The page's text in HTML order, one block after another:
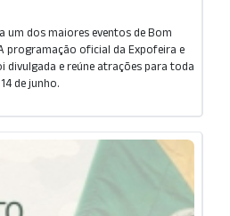
um dos maiores eventos de Bom
programação oficial da Expofeira e
divulgada e reúne atrações para toda
de junho.